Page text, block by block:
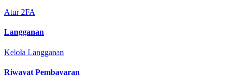
Atur 2FA
Langganan
Kelola Langganan
Riwayat Pembayaran